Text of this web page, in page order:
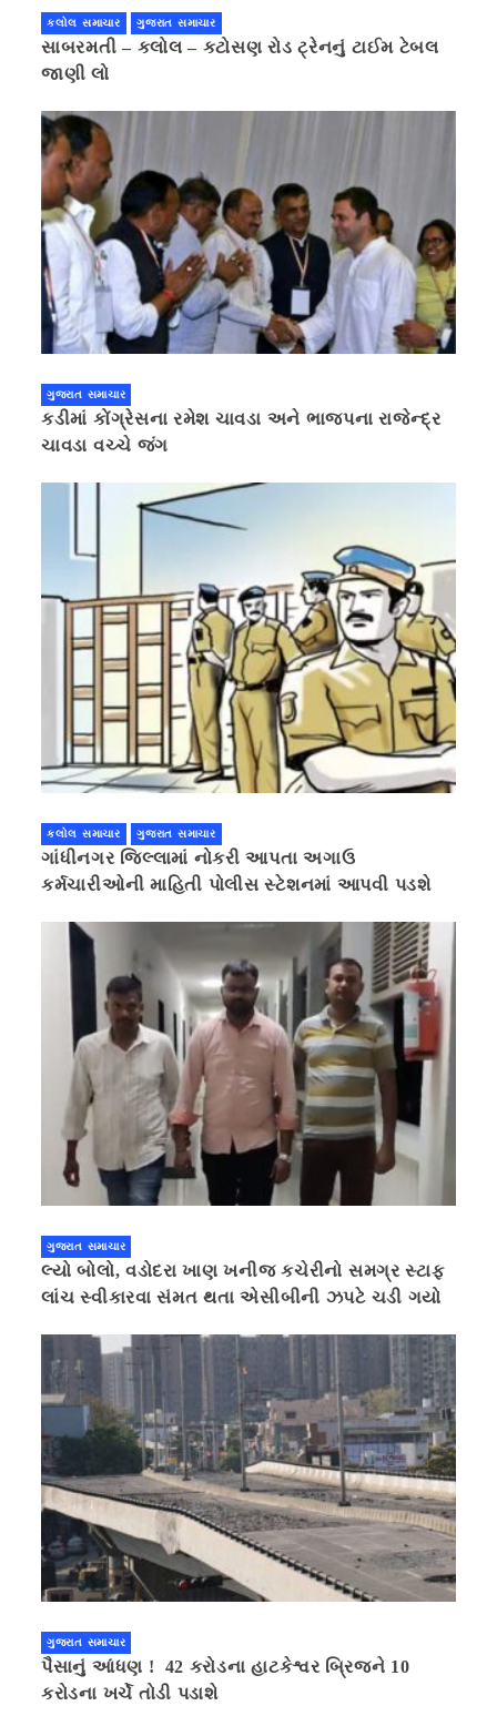
કલોલ સમાચાર ગુજરાત સમાચાર
સાબરમતી – કલોલ – કટોસણ રોડ ટ્રેનનું ટાઈમ ટેબલ
જાણી લો
ગુજરાત સમાચાર
કડીમાં કોંગ્રેસના રમેશ ચાવડા અને ભાજપના રાજેન્દ્ર
ચાવડા વચ્ચે જંગ
કલોલ સમાચાર ગુજરાત સમાચાર
ગાંધીનગર જિલ્લામાં નોકરી આપતા અગાઉ
કર્મચારીઓની માહિતી પોલીસ સ્ટેશનમાં આપવી પડશે
ગુજરાત સમાચાર
લ્યો બોલો, વડોદરા ખાણ ખનીજ કચેરીનો સમગ્ર સ્ટાફ
લાંચ સ્વીકારવા સંમત થતા એસીબીની ઝપટે ચડી ગયો
ગુજરાત સમાચાર
પૈસાનું આંધણ ! 42 કરોડના હાટકેશ્વર બ્રિજને 10
કરોડના ખર્ચે તોડી પડાશે